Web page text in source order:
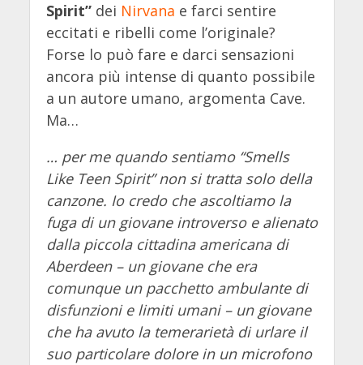
Spirit”dei Nirvana e farci sentire
eccitati e ribelli come l’originale?
Forse lo può fare e darci sensazioni
ancora più intense di quanto possibile
a un autore umano, argomenta Cave.
Ma…
… per me quando sentiamo “Smells
Like Teen Spirit” non si tratta solo della
canzone. Io credo che ascoltiamo la
fuga di un giovane introverso e alienato
dalla piccola cittadina americana di
Aberdeen – un giovane che era
comunque un pacchetto ambulante di
disfunzioni e limiti umani – un giovane
che ha avuto la temerarietà di urlare il
suo particolare dolore in un microfono